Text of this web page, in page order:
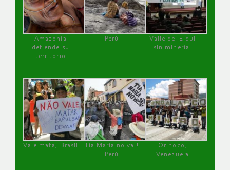
Amazonía
defiende su
territorio
Perú
Valle del Elqui
sin minería.
Vale mata, Brasil
Tía María no va !
Perú
Orinoco,
Venezuela